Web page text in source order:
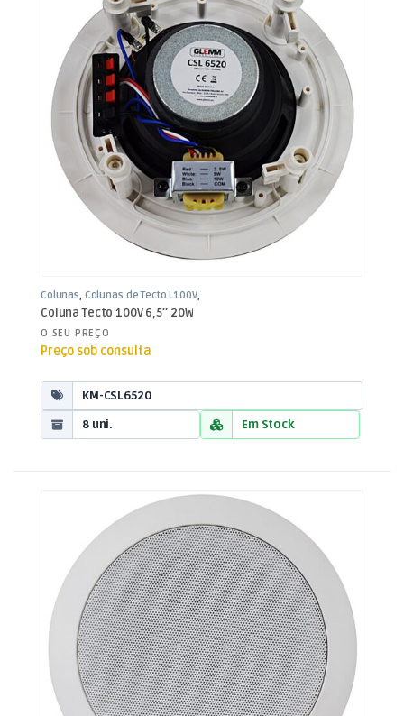
Colunas, Colunas de Tecto L100V,
Som e Luz
Coluna Tecto 100V 6,5″ 20W
O SEU PREÇO
Preço sob consulta
KM-CSL6520
8 uni.
Em Stock